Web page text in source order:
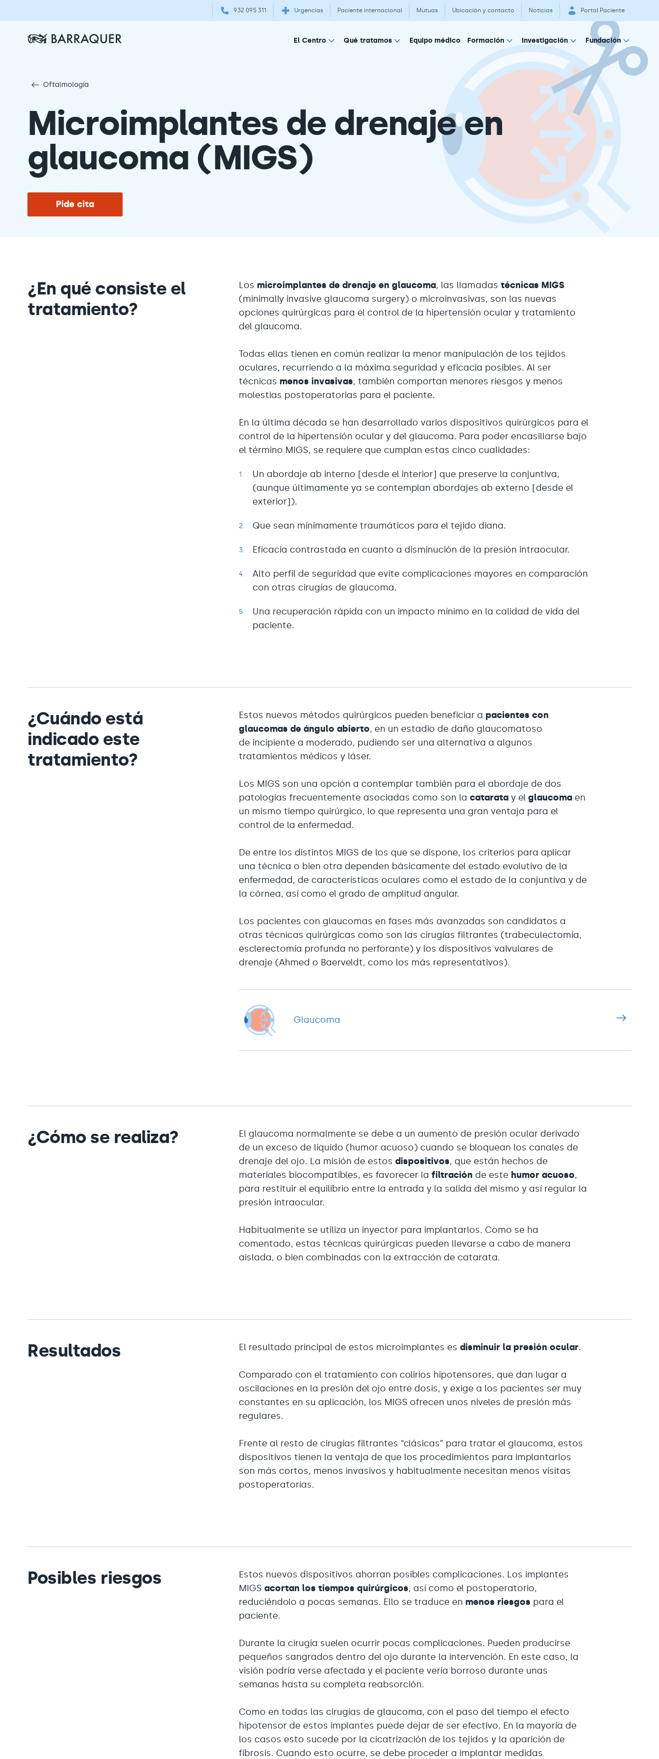
932 095 311 Urgencias Paciente internacional Mutuas Ubicación y contacto Noticias Portal Paciente
El Centro Qué tratamos Equipo médico Formación Investigación Fundación
Oftalmología
Microimplantes de drenaje en
glaucoma (MIGS)
Pide cita
¿En qué consiste el
tratamiento?
Los microimplantes de drenaje en glaucoma, las llamadastécnicas MIGS
(minimally invasive glaucoma surgery) o microinvasivas, son las nuevas
opciones quirúrgicas para el control de la hipertensión ocular y tratamiento
del glaucoma.
Todas ellas tienen en común realizar la menor manipulación de los tejidos
oculares, recurriendo a la máxima seguridad y eficacia posibles. Al ser
técnicas menos invasivas, también comportan menores riesgos y menos
molestias postoperatorias para el paciente.
En la última década se han desarrollado varios dispositivos quirúrgicos para el
control de la hipertensión ocular y del glaucoma. Para poder encasillarse bajo
el término MIGS, se requiere que cumplan estas cinco cualidades:
Un abordaje ab interno [desde el interior] que preserve la conjuntiva,
(aunque últimamente ya se contemplan abordajes ab externo [desde el
exterior]).
Que sean mínimamente traumáticos para el tejido diana.
Eficacia contrastada en cuanto a disminución de la presión intraocular.
Alto perfil de seguridad que evite complicaciones mayores en comparación
con otras cirugías de glaucoma.
Una recuperación rápida con un impacto mínimo en la calidad de vida del
paciente.
¿Cuándo está
indicado este
tratamiento?
Estos nuevos métodos quirúrgicos pueden beneficiar a pacientes con
glaucomas de ángulo abierto, en un estadio de daño glaucomatoso
de incipiente a moderado, pudiendo ser una alternativa a algunos
tratamientos médicos y láser.
Los MIGS son una opción a contemplar también para el abordaje de dos
patologías frecuentemente asociadas como son lacatarata y elglaucoma en
un mismo tiempo quirúrgico, lo que representa una gran ventaja para el
control de la enfermedad.
De entre los distintos MIGS de los que se dispone, los criterios para aplicar
una técnica o bien otra dependen básicamente del estado evolutivo de la
enfermedad, de características oculares como el estado de la conjuntiva y de
la córnea, así como el grado de amplitud angular.
Los pacientes con glaucomas en fases más avanzadas son candidatos a
otras técnicas quirúrgicas como son las cirugías filtrantes (trabeculectomía,
esclerectomía profunda no perforante) y los dispositivos valvulares de
drenaje (Ahmed o Baerveldt, como los más representativos).
Glaucoma
¿Cómo se realiza?
El glaucoma normalmente se debe a un aumento de presión ocular derivado
de un exceso de líquido (humor acuoso) cuando se bloquean los canales de
drenaje del ojo. La misión de estos dispositivos, que están hechos de
materiales biocompatibles, es favorecer lafiltración de este humor acuoso,
para restituir el equilibrio entre la entrada y la salida del mismo y así regular la
presión intraocular.
Habitualmente se utiliza un inyector para implantarlos. Como se ha
comentado, estas técnicas quirúrgicas pueden llevarse a cabo de manera
aislada, o bien combinadas con la extracción de catarata.
Resultados El resultado principal de estos microimplantes esdisminuir la presión ocular.
Comparado con el tratamiento con colirios hipotensores, que dan lugar a
oscilaciones en la presión del ojo entre dosis, y exige a los pacientes ser muy
constantes en su aplicación, los MIGS ofrecen unos niveles de presión más
regulares.
Frente al resto de cirugías filtrantes “clásicas” para tratar el glaucoma, estos
dispositivos tienen la ventaja de que los procedimientos para implantarlos
son más cortos, menos invasivos y habitualmente necesitan menos visitas
postoperatorias.
Posibles riesgos
Estos nuevos dispositivos ahorran posibles complicaciones. Los implantes
MIGSacortan los tiempos quirúrgicos, así como el postoperatorio,
reduciéndolo a pocas semanas. Ello se traduce en menos riesgos para el
paciente.
Durante la cirugía suelen ocurrir pocas complicaciones. Pueden producirse
pequeños sangrados dentro del ojo durante la intervención. En este caso, la
visión podría verse afectada y el paciente vería borroso durante unas
semanas hasta su completa reabsorción.
Como en todas las cirugías de glaucoma, con el paso del tiempo el efecto
hipotensor de estos implantes puede dejar de ser efectivo. En la mayoría de
los casos esto sucede por la cicatrización de los tejidos y la aparición de
fibrosis. Cuando esto ocurre, se debe proceder a implantar medidas